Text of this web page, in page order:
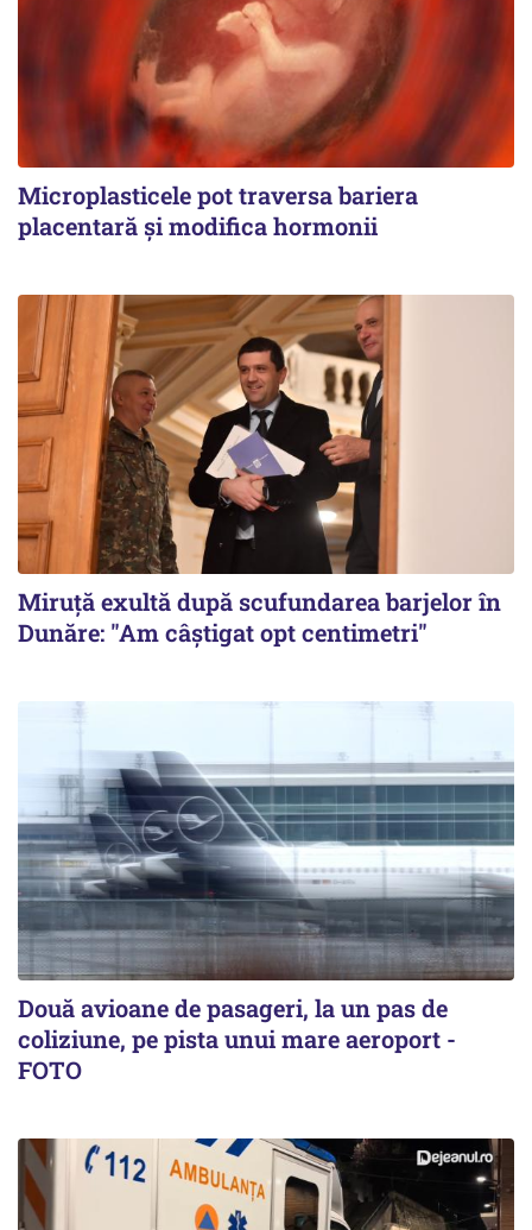
Microplasticele pot traversa bariera
placentară și modifica hormonii
Miruță exultă după scufundarea barjelor în
Dunăre: "Am câștigat opt centimetri"
Două avioane de pasageri, la un pas de
coliziune, pe pista unui mare aeroport -
FOTO